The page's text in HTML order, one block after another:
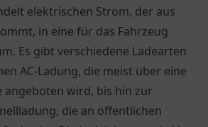
elektrischen Strom, der aus
in eine für das Fahrzeug
Es gibt verschiedene Ladearten
AC-Ladung, die meist über eine
angeboten wird, bis hin zur
die an öffentlichen